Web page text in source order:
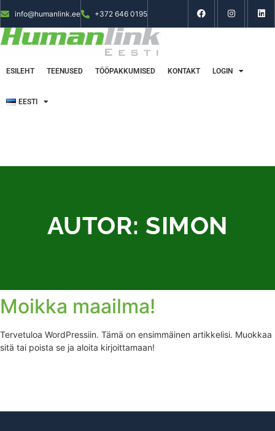
info@humanlink.ee +372 646 0195
ESILEHT TEENUSED TÖÖPAKKUMISED KONTAKT LOGIN
EESTI
AUTOR: SIMON
Moikka maailma!
Tervetuloa WordPressiin. Tämä on ensimmäinen artikkelisi. Muokkaa
sitä tai poista se ja aloita kirjoittamaan!